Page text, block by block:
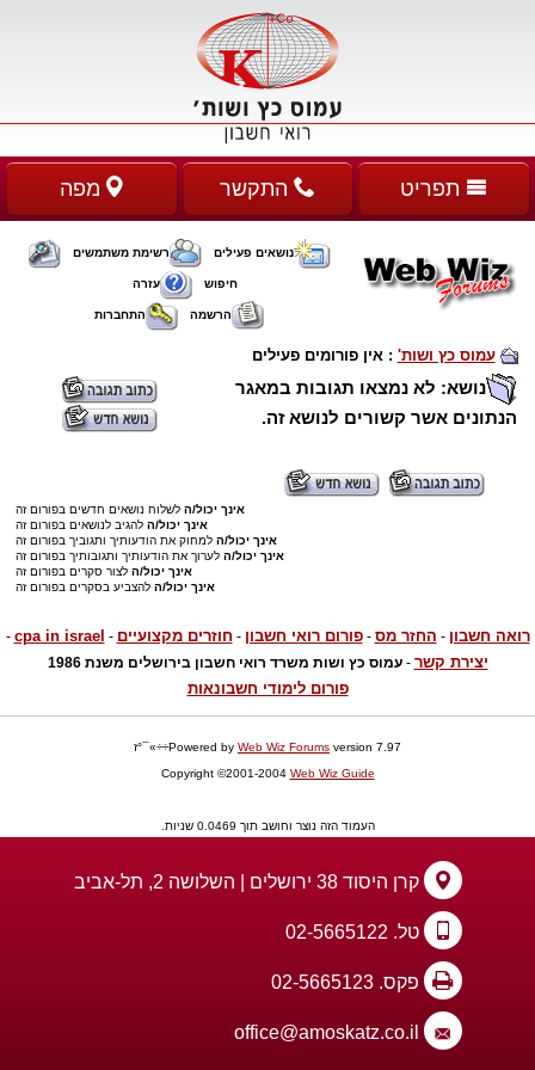
תפריט התקשר מפה
נושאים פעילים רשימת משתמשים
חיפוש עזרה
הרשמה התחברות
עמוס כץ ושות' :אין פורומים פעילים
נושא: לא נמצאו תגובות במאגר
הנתונים אשר קשורים לנושא זה.
אינך יכול/ה לשלוח נושאים חדשים בפורום זה
אינך יכול/ה להגיב לנושאים בפורום זה
אינך יכול/ה למחוק את הודעותיך ותגוביך בפורום זה
אינך יכול/ה לערוך את הודעותיך ותגובותיך בפורום זה
אינך יכול/ה לצור סקרים בפורום זה
אינך יכול/ה להצביע בסקרים בפורום זה
רואה חשבון - החזר מס -פורום רואי חשבון - חוזרים מקצועיים -
cpa in israel
-
יצירת קשר -עמוס כץ ושות משרד רואי חשבון בירושלים משנת 1986
פורום לימודי חשבונאות
Powered by Web Wiz Forums version 7.97÷÷»¯°ז
Copyright ©2001-2004 Web Wiz Guide
העמוד הזה נוצר וחושב תוך 0.0469 שניות.
קרן היסוד 38 ירושלים | השלושה 2, תל-אביב
טל. 02-5665122
פקס. 02-5665123
office@amoskatz.co.il